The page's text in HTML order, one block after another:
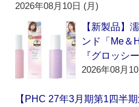
2026年08月10日 (月)
【新製品】
ンド「Me＆
『グロッシ
2026年08月
【PHC 27年3月期第1四半